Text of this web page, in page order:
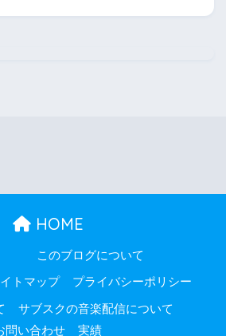
HOME
このブログについて
トマップ プライバシーポリシー
サブスクの音楽配信について
問い合わせ
実績